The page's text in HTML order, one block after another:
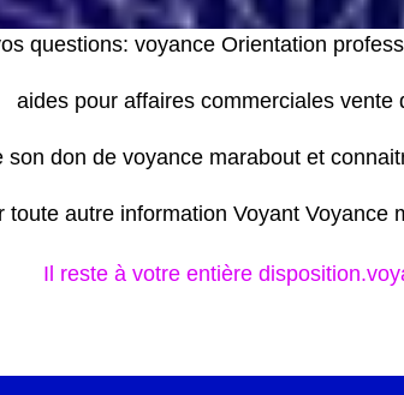
questions: voyance Orientation
aides pour affaires commerciales vente
son don de voyance marabout et
toute autre information Voyant Voyance
Il reste à votre entière